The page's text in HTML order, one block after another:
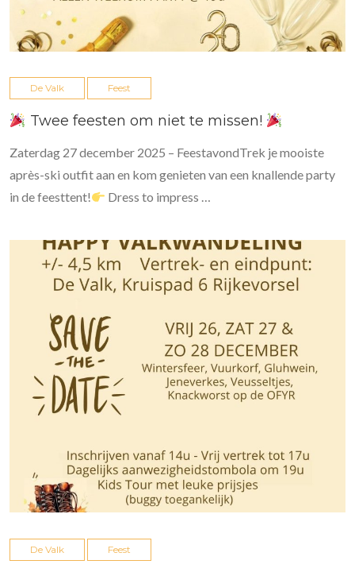
De Valk Feest
Twee feesten om niet te missen!
Zaterdag 27 december 2025 – FeestavondTrek je mooiste
après-ski outfit aan en kom genieten van een knallende party
in de feesttent!
Dress to impress …
De Valk Feest